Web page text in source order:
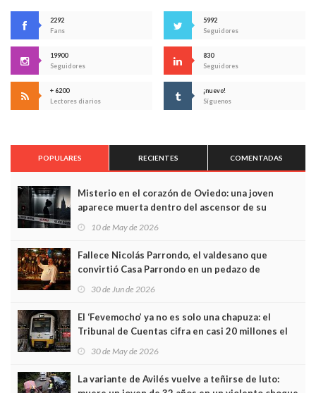
2292
Fans
5992
Seguidores
19900
Seguidores
830
Seguidores
+ 6200
Lectores diarios
¡nuevo!
Síguenos
POPULARES RECIENTES COMENTADAS
Misterio en el corazón de Oviedo: una joven
aparece muerta dentro del ascensor de su
edificio y las cámaras captan sus últimos minutos
10 de May de 2026
Fallece Nicolás Parrondo, el valdesano que
convirtió Casa Parrondo en un pedazo de
Asturias en Madrid
30 de Jun de 2026
El ‘Fevemocho’ ya no es solo una chapuza: el
Tribunal de Cuentas cifra en casi 20 millones el
sobrecoste de los trenes que no cabían por los
30 de May de 2026
La variante de Avilés vuelve a teñirse de luto: